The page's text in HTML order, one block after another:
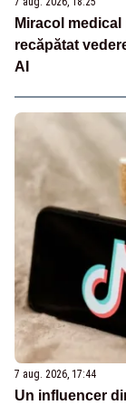
Miracol
recăpătat
AI
7 aug. 2026, 17:44
Un influencer